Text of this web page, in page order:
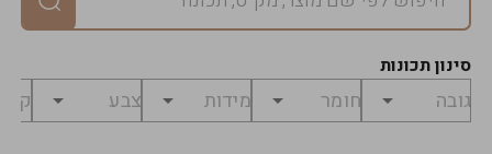
סינון תכונות
במארז
מחיר
לפני
₪0